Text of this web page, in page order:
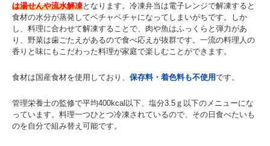
は湯せんや流水解凍となります。冷凍弁当は電子レンジで解凍すると
食材の水分が蒸発してベチャベチャになってしまいがちです。しか
し、料理に合わせて解凍することで、肉や魚はふっくらと弾力があ
り、野菜は歯ごたえがあるので食べ応えが抜群です。一流の料理人の
香りと味にもこだわった料理が家庭で楽しむことができます。
食材は国産食材を使用しており、 保存料・着色料も不使用です。
管理栄養士の監修で平均400kcal以下、塩分3.5ｇ以下のメニューにな
っています。料理一つひとつ冷凍されているので、その日食べたいも
のを自分で組み替え可能です。